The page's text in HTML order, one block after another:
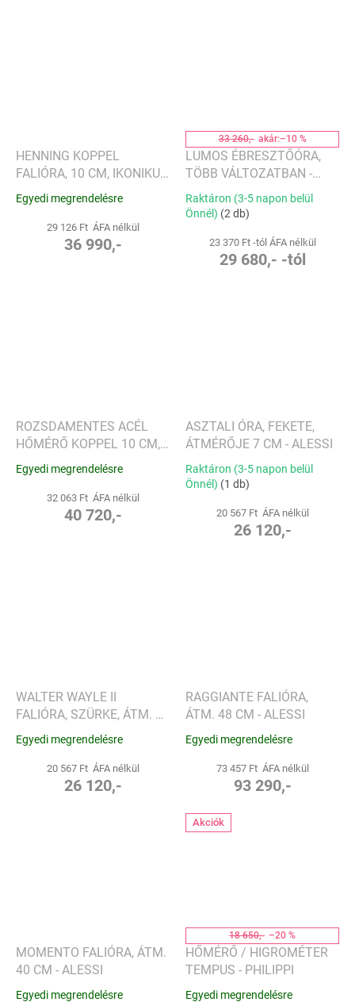
HENNING KOPPEL
FALIÓRA, 10 CM, IKONIKUS
KÉK - GEORG JENSEN
Egyedi megrendelésre
29 126 Ft ÁFA nélkül
36 990,-
33 260,- akár:–10 %
LUMOS ÉBRESZTŐÓRA,
TÖBB VÁLTOZATBAN -
GINKGO
Raktáron (3-5 napon belül
Önnél) (2 db)
23 370 Ft -tól ÁFA nélkül
29 680,- -tól
ROZSDAMENTES ACÉL
HŐMÉRŐ KOPPEL 10 CM,
FEHÉR SZÁMLAP - GEORG
JENSEN
Egyedi megrendelésre
32 063 Ft ÁFA nélkül
40 720,-
ASZTALI ÓRA, FEKETE,
ÁTMÉRŐJE 7 CM - ALESSI
Raktáron (3-5 napon belül
Önnél) (1 db)
20 567 Ft ÁFA nélkül
26 120,-
WALTER WAYLE II
FALIÓRA, SZÜRKE, ÁTM. 25
CM - ALESSI
Egyedi megrendelésre
20 567 Ft ÁFA nélkül
26 120,-
RAGGIANTE FALIÓRA,
ÁTM. 48 CM - ALESSI
Egyedi megrendelésre
73 457 Ft ÁFA nélkül
93 290,-
MOMENTO FALIÓRA, ÁTM.
40 CM - ALESSI
Egyedi megrendelésre
Akciók
18 650,- –20 %
HŐMÉRŐ / HIGROMÉTER
TEMPUS - PHILIPPI
Egyedi megrendelésre